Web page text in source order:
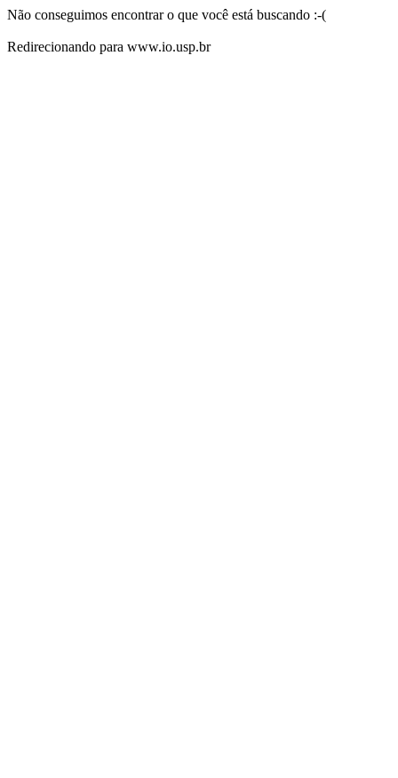
Não conseguimos encontrar o que você está buscando :-(
Redirecionando para www.io.usp.br